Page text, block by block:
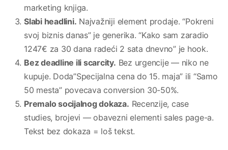
marketing knjiga.
Slabi headlini. Najvažniji element prodaje. “Pokreni
svoj biznis danas” je generika. “Kako sam zaradio
1247€ za 30 dana radeći 2 sata dnevno” je hook.
Bez deadline ili scarcity. Bez urgencije — niko ne
kupuje. Doda”Specijalna cena do 15. maja” ili “Samo
50 mesta” povecava conversion 30-50%.
Premalo socijalnog dokaza. Recenzije, case
studies, brojevi — obavezni elementi sales page-a.
Tekst bez dokaza = loš tekst.